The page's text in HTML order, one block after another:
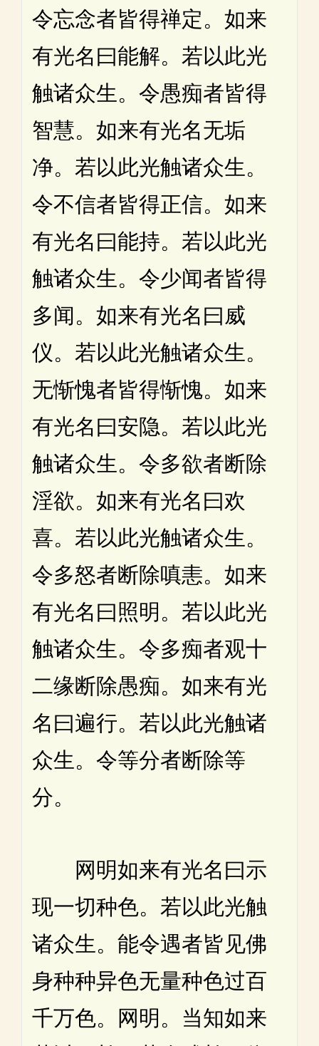
令忘念者皆得禅定。如来
有光名曰能解。若以此光
触诸众生。令愚痴者皆得
智慧。如来有光名无垢
净。若以此光触诸众生。
令不信者皆得正信。如来
有光名曰能持。若以此光
触诸众生。令少闻者皆得
多闻。如来有光名曰威
仪。若以此光触诸众生。
无惭愧者皆得惭愧。如来
有光名曰安隐。若以此光
触诸众生。令多欲者断除
淫欲。如来有光名曰欢
喜。若以此光触诸众生。
令多怒者断除嗔恚。如来
有光名曰照明。若以此光
触诸众生。令多痴者观十
二缘断除愚痴。如来有光
名曰遍行。若以此光触诸
众生。令等分者断除等
分。
网明如来有光名曰示
现一切种色。若以此光触
诸众生。能令遇者皆见佛
身种种异色无量种色过百
千万色。网明。当知如来